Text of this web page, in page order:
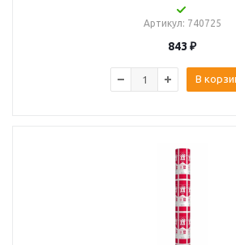
Артикул: 740725
843 ₽
В